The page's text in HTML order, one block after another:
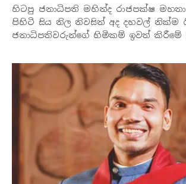
හිටපු ජනාධිපති මහින්ද රාජපක්ෂ මහතා
පිහිටි සිය නිල නිවසින් අද දහවල් නික්ම
ජනාධිපතිවරුන්ගේ හිමිකම් ඉවත් කිරීමේ